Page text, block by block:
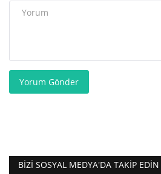
Yorum Gönder
BIZI SOSYAL MEDYA'DA TAKIP EDIN